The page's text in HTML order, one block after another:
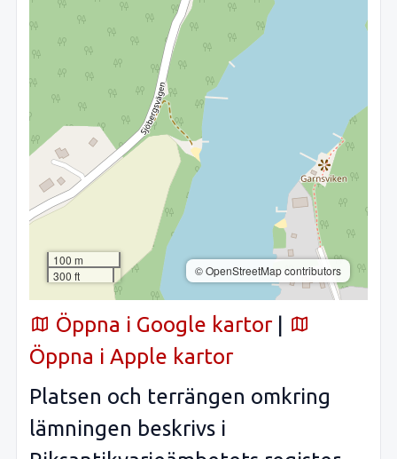
100 m
300 ft
© OpenStreetMap contributors
Öppna i Google kartor |
Öppna i Apple kartor
Platsen och terrängen omkring
lämningen beskrivs i